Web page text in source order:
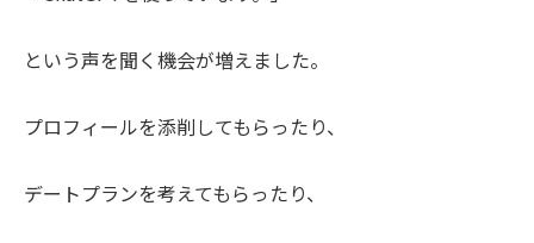
という声を聞く機会が増えました。
プロフィールを添削してもらったり、
デートプランを考えてもらったり、